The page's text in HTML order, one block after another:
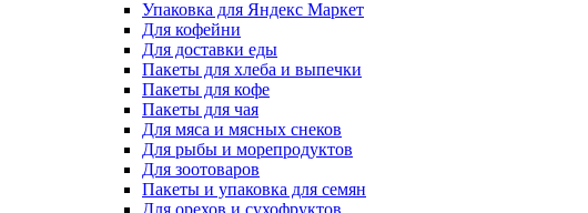
Упаковка для Яндекс Маркет
Для кофейни
Для доставки еды
Пакеты для хлеба и выпечки
Пакеты для кофе
Пакеты для чая
Для мяса и мясных снеков
Для рыбы и морепродуктов
Для зоотоваров
Пакеты и упаковка для семян
Для орехов и сухофруктов